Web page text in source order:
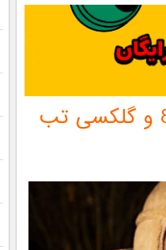
تبلت های سامسونگ گلکسی تب اس 8 و گلکسی تب